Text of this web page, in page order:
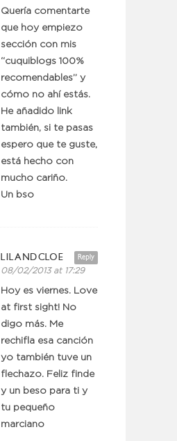
Quería comentarte
que hoy empiezo
sección con mis
“cuquiblogs 100%
recomendables” y
cómo no ahí estás.
He añadido link
también, si te pasas
espero que te guste,
está hecho con
mucho cariño.
Un bso
Reply
LILANDCLOE
08/02/2013 at 17:29
Hoy es viernes. Love
at first sight! No
digo más. Me
rechifla esa canción
yo también tuve un
flechazo. Feliz finde
y un beso para ti y
tu pequeño
marciano